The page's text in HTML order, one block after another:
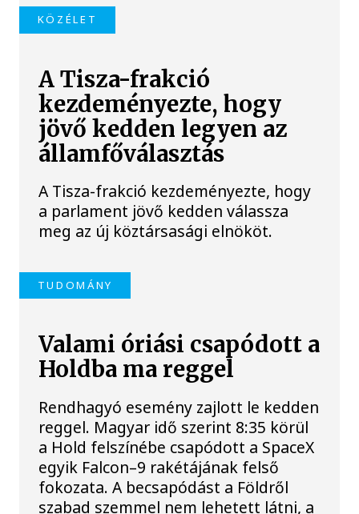
KÖZÉLET
A Tisza-frakció
kezdeményezte, hogy
jövő kedden legyen az
államfőválasztás
A Tisza-frakció kezdeményezte, hogy
a parlament jövő kedden válassza
meg az új köztársasági elnököt.
TUDOMÁNY
Valami óriási csapódott a
Holdba ma reggel
Rendhagyó esemény zajlott le kedden
reggel. Magyar idő szerint 8:35 körül
a Hold felszínébe csapódott a SpaceX
egyik Falcon–9 rakétájának felső
fokozata. A becsapódást a Földről
szabad szemmel nem lehetett látni, a